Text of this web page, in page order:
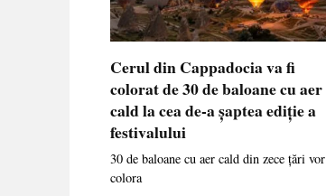
Cerul din Cappadocia va fi
colorat de 30 de baloane cu aer
cald la cea de-a șaptea ediție a
festivalului
30 de baloane cu aer cald din zece țări vor
colora